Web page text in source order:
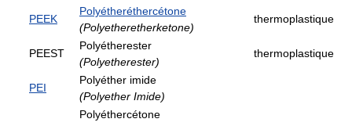
PEEK
Polyétheréthercétone
(Polyetheretherketone)
thermoplastique
PEEST
Polyétherester
(Polyetherester)
thermoplastique
PEI
Polyéther imide
(Polyether Imide)
Polyéthercétone